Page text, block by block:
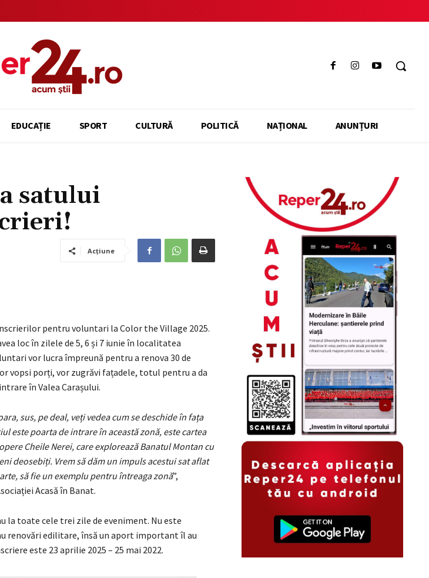
EDUCAȚIE SPORT CULTURĂ POLITICĂ NAȚIONAL ANUNȚURI
satului
Acțiune
pentru voluntari la Color the Village 2025.
loc în zilele de 5, 6 și 7 iunie în localitatea
vor lucra împreună pentru a renova 30 de
vopsi porți, vor zugrăvi fațadele, totul pentru a da
în Valea Carașului.
sus, pe deal, veți vedea cum se deschide în fața
este poarta de intrare în această zonă, este cartea
Cheile Nerei, care explorează Banatul Montan cu
deosebiți. Vrem să dăm un impuls acestui sat aflat
să fie un exemplu pentru întreaga zonă”,
Acasă în Banat.
la toate cele trei zile de eveniment. Nu este
renovări edilitare, însă un aport important îl au
este 23 aprilie 2025 – 25 mai 2022.